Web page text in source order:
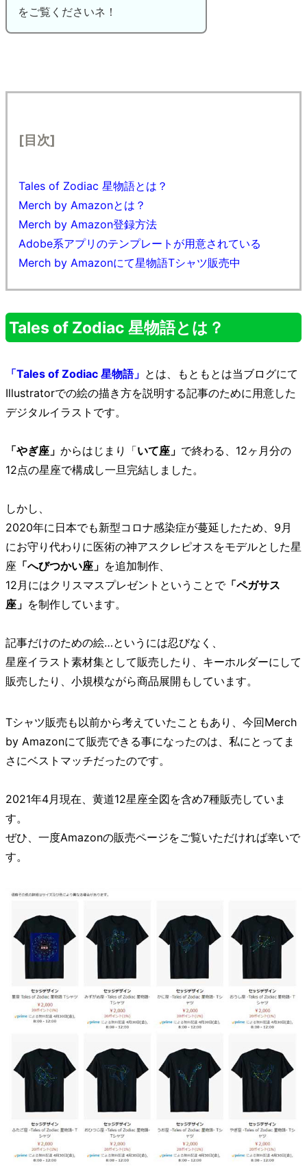
をご覧くださいネ！
[目次]
Tales of Zodiac 星物語とは？
Merch by Amazonとは？
Merch by Amazon登録方法
Adobe系アプリのテンプレートが用意されている
Merch by Amazonにて星物語Tシャツ販売中
Tales of Zodiac 星物語とは？
「Tales of Zodiac 星物語」 とは、もともとは当ブログにて
Illustratorでの絵の描き方を説明する記事のために用意した
デジタルイラストです。
「やぎ座」 からはじまり「いて座」 で終わる、12ヶ月分の
12点の星座で構成し一旦完結しました。
しかし、
2020年に日本でも新型コロナ感染症が蔓延したため、9月
にお守り代わりに医術の神アスクレピオスをモデルとした星
座 「へびつかい座」 を追加制作、
12月にはクリスマスプレゼントということで「ペガサス
座」 を制作しています。
記事だけのための絵…というには忍びなく、
星座イラスト素材集として販売したり、キーホルダーにして
販売したり、小規模ながら商品展開もしています。
Tシャツ販売も以前から考えていたこともあり、今回Merch
by Amazonにて販売できる事になったのは、私にとってま
さにベストマッチだったのです。
2021年4月現在、黄道12星座全図を含め7種販売していま
す。
ぜひ、一度Amazonの販売ページをご覧いただければ幸いで
す。